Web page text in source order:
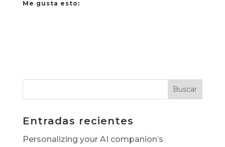
Me gusta esto:
Entradas recientes
Personalizing your AI companion’s